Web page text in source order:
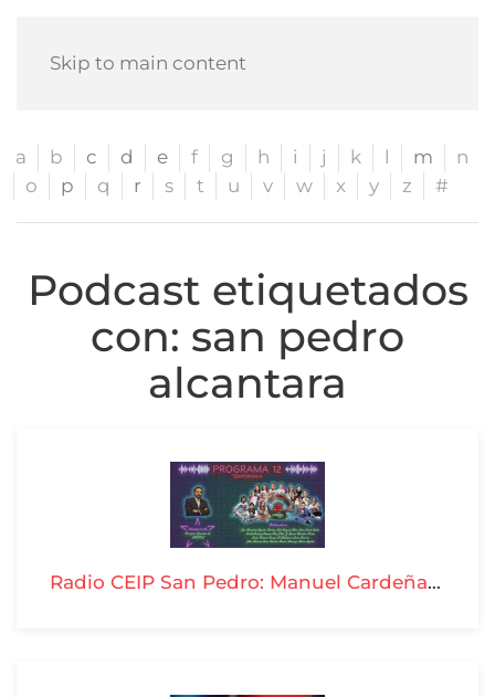
Skip to main content
a b c d e f g h i j k l m
n
o
p q r s t u v w x y z #
Podcast etiquetados
con: san pedro
alcantara
Radio CEIP San Pedro: Manuel Cardeña -T04-P12